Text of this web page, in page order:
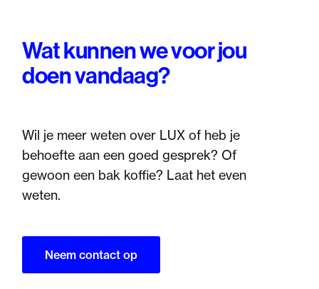
Wat kunnen we voor jou
doen vandaag?
Wil je meer weten over LUX of heb je
behoefte aan een goed gesprek? Of
gewoon een bak koffie? Laat het even
weten.
Neem contact op